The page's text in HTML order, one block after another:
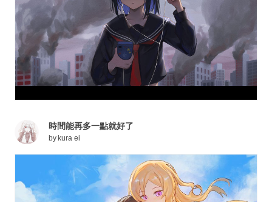
時間能再多一點就好了
by kura ei